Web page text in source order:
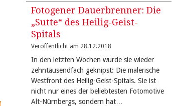
Fotogener Dauerbrenner: Die
„Sutte“ des Heilig-Geist-
Spitals
Veröffentlicht am 28.12.2018
In den letzten Wochen wurde sie wieder
zehntausendfach geknipst: Die malerische
Westfront des Heilig-Geist-Spitals. Sie ist
nicht nur eines der beliebtesten Fotomotive
Alt-Nürnbergs, sondern hat…